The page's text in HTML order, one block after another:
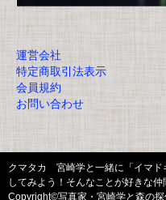
運営会社
特定商取引法表示
会員規約
お問い合わせ
クマタカ 宮崎学と一緒に「イマド
してみよう！そんなことが好きな仲
Copyright©写真家・宮崎学と森の